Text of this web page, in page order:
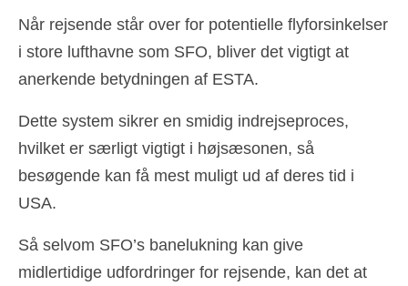
Når rejsende står over for potentielle flyforsinkelser
i store lufthavne som SFO, bliver det vigtigt at
anerkende betydningen af ESTA.
Dette system sikrer en smidig indrejseproces,
hvilket er særligt vigtigt i højsæsonen, så
besøgende kan få mest muligt ud af deres tid i
USA.
Så selvom SFO’s banelukning kan give
midlertidige udfordringer for rejsende, kan det at